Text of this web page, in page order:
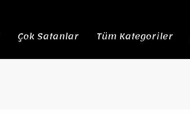
Çok Satanlar Tüm Kategoriler